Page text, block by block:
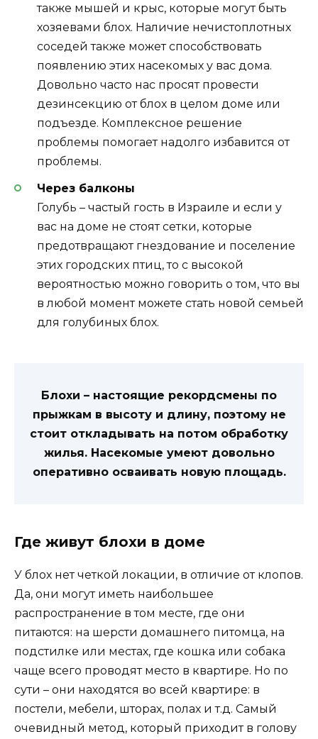
также мышей и крыс, которые могут быть
хозяевами блох. Наличие нечистоплотных
соседей также может способствовать
появлению этих насекомых у вас дома.
Довольно часто нас просят провести
дезинсекцию от блох в целом доме или
подъезде. Комплексное решение
проблемы помогает надолго избавится от
проблемы.
Через балконы
Голубь – частый гость в Израиле и если у
вас на доме не стоят сетки, которые
предотвращают гнездование и поселение
этих городских птиц, то с высокой
вероятностью можно говорить о том, что вы
в любой момент можете стать новой семьей
для голубиных блох.
Блохи – настоящие рекордсмены по
прыжкам в высоту и длину, поэтому не
стоит откладывать на потом обработку
жилья. Насекомые умеют довольно
оперативно осваивать новую площадь.
Где живут блохи в доме
У блох нет четкой локации, в отличие от клопов.
Да, они могут иметь наибольшее
распространение в том месте, где они
питаются: на шерсти домашнего питомца, на
подстилке или местах, где кошка или собака
чаще всего проводят место в квартире. Но по
сути – они находятся во всей квартире: в
постели, мебели, шторах, полах и т.д. Самый
очевидный метод, который приходит в голову